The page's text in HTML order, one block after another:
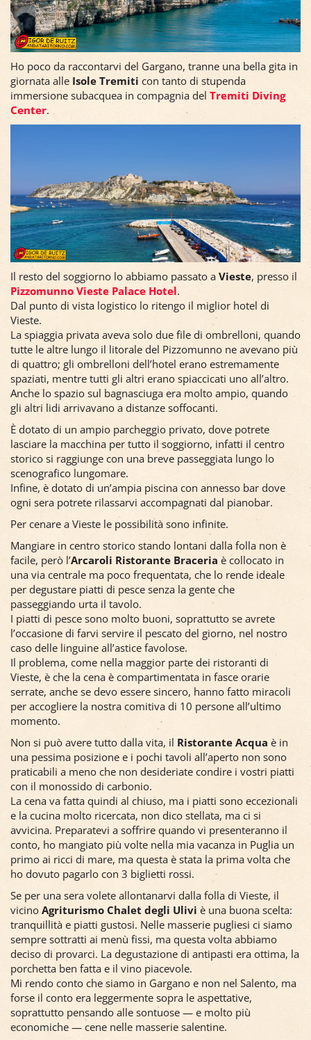
Ho poco da raccontarvi del Gargano, tranne una bella gita in
giornata alle Isole Tremiti con tanto di stupenda
immersione subacquea in compagnia del Tremiti Diving
Center.
Il resto del soggiorno lo abbiamo passato a Vieste, presso il
Pizzomunno Vieste Palace Hotel.
Dal punto di vista logistico lo ritengo il miglior hotel di
Vieste.
La spiaggia privata aveva solo due file di ombrelloni, quando
tutte le altre lungo il litorale del Pizzomunno ne avevano più
di quattro; gli ombrelloni dell’hotel erano estremamente
spaziati, mentre tutti gli altri erano spiaccicati uno all’altro.
Anche lo spazio sul bagnasciuga era molto ampio, quando
gli altri lidi arrivavano a distanze soffocanti.
È dotato di un ampio parcheggio privato, dove potrete
lasciare la macchina per tutto il soggiorno, infatti il centro
storico si raggiunge con una breve passeggiata lungo lo
scenografico lungomare.
Infine, è dotato di un’ampia piscina con annesso bar dove
ogni sera potrete rilassarvi accompagnati dal pianobar.
Per cenare a Vieste le possibilità sono infinite.
Mangiare in centro storico stando lontani dalla folla non è
facile, però l’Arcaroli Ristorante Braceria è collocato in
una via centrale ma poco frequentata, che lo rende ideale
per degustare piatti di pesce senza la gente che
passeggiando urta il tavolo.
I piatti di pesce sono molto buoni, soprattutto se avrete
l’occasione di farvi servire il pescato del giorno, nel nostro
caso delle linguine all’astice favolose.
Il problema, come nella maggior parte dei ristoranti di
Vieste, è che la cena è compartimentata in fasce orarie
serrate, anche se devo essere sincero, hanno fatto miracoli
per accogliere la nostra comitiva di 10 persone all’ultimo
momento.
Non si può avere tutto dalla vita, il Ristorante Acqua è in
una pessima posizione e i pochi tavoli all’aperto non sono
praticabili a meno che non desideriate condire i vostri piatti
con il monossido di carbonio.
La cena va fatta quindi al chiuso, ma i piatti sono eccezionali
e la cucina molto ricercata, non dico stellata, ma ci si
avvicina. Preparatevi a soffrire quando vi presenteranno il
conto, ho mangiato più volte nella mia vacanza in Puglia un
primo ai ricci di mare, ma questa è stata la prima volta che
ho dovuto pagarlo con 3 biglietti rossi.
Se per una sera volete allontanarvi dalla folla di Vieste, il
vicino Agriturismo Chalet degli Ulivi è una buona scelta:
tranquillità e piatti gustosi. Nelle masserie pugliesi ci siamo
sempre sottratti ai menù fissi, ma questa volta abbiamo
deciso di provarci. La degustazione di antipasti era ottima, la
porchetta ben fatta e il vino piacevole.
Mi rendo conto che siamo in Gargano e non nel Salento, ma
forse il conto era leggermente sopra le aspettative,
soprattutto pensando alle sontuose — e molto più
economiche — cene nelle masserie salentine.